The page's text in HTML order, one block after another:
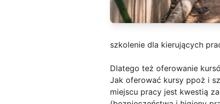
szkolenie dla kierujących
Dlatego też oferowanie
Jak oferować kursy ppoż i
miejscu pracy jest kwestią